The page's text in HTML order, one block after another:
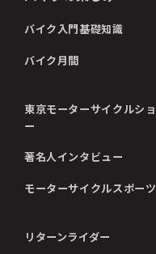
バイク入門基礎知識
バイク月間
東京モーターサイクルショ
ー
著名人インタビュー
モーターサイクルスポーツ
リターンライダー